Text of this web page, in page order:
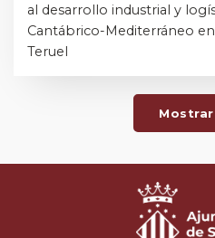
al desarrollo industrial y
Cantábrico-Mediterráneo
Teruel